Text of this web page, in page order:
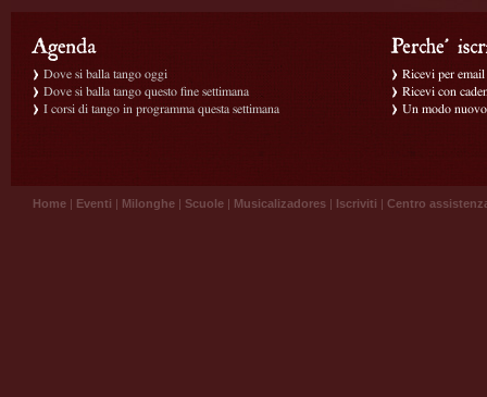
Dove si balla tango oggi
Dove si balla tango questo fine settimana
I corsi di tango in programma questa settimana
Ricevi per
Ricevi con
Un modo
Home | Eventi | Milonghe | Scuole | Musicalizadores | Iscriviti | Centro